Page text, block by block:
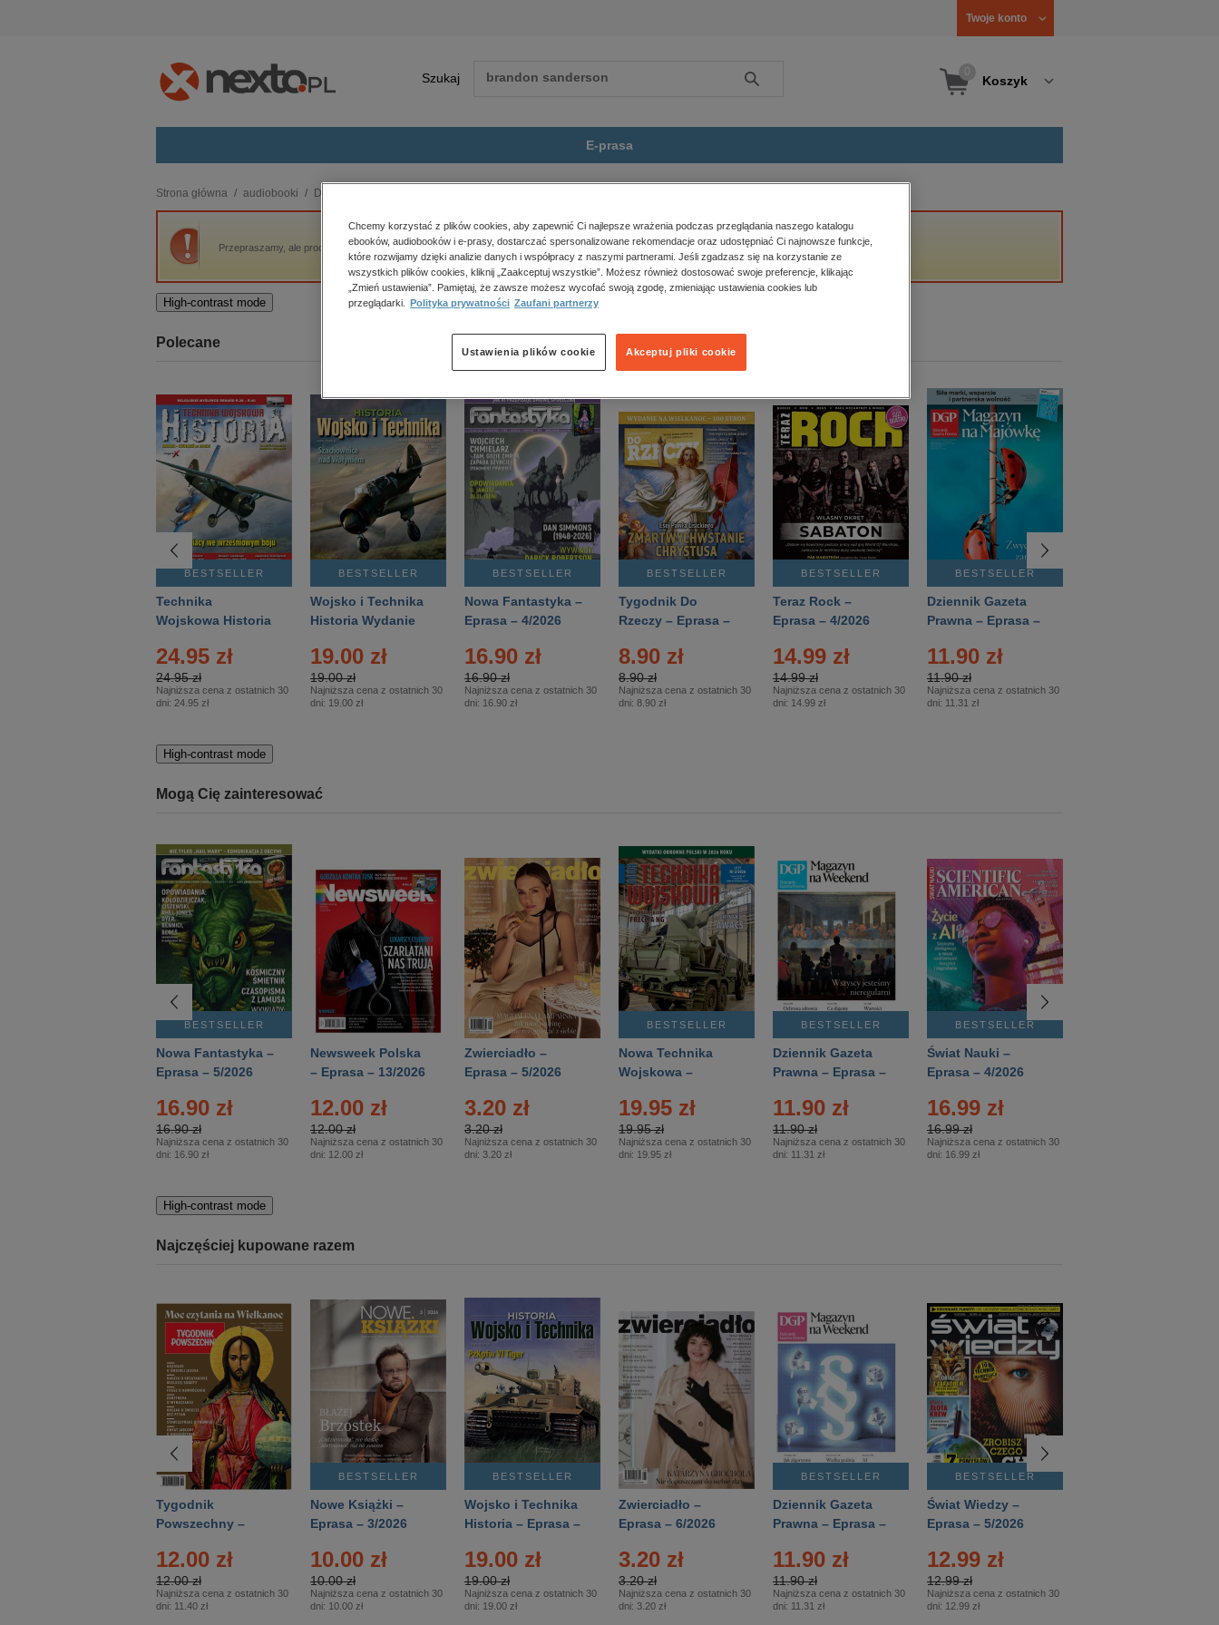
Twoje konto
Szukaj Szukaj Koszyk
E-prasa
budownictwo, aranżacja wnętrz
biznesowe, branżowe, gospodarka
darmowe wydania
edukacja
kobiece, lifestyle, kultura
polityka, społeczno-informacyjne
psychologiczne
inne
popularno-naukowe
historia
zdrowie
religie
Strona główna audiobooki Dla dzieci i młodzieży
Przepraszamy, ale produkt „QUO VADIS” nie jest dostępny.
High-contrast mode
Polecane
BESTSELLER
Technika
Wojskowa Historia
24.95 zł
24.95 zł
Najniższa cena z ostatnich 30
dni: 24.95 zł
BESTSELLER
Wojsko i Technika
Historia Wydanie
– 2/2026
19.00 zł
19.00 zł
Najniższa cena z ostatnich 30
dni: 19.00 zł
BESTSELLER
Nowa Fantastyka –
Eprasa – 4/2026
16.90 zł
16.90 zł
Najniższa cena z ostatnich 30
dni: 16.90 zł
BESTSELLER
Tygodnik Do
Rzeczy – Eprasa –
8.90 zł
8.90 zł
Najniższa cena z ostatnich 30
dni: 8.90 zł
BESTSELLER
Teraz Rock –
Eprasa – 4/2026
14.99 zł
14.99 zł
Najniższa cena z ostatnich 30
dni: 14.99 zł
BESTSELLER
Dziennik Gazeta
Prawna – Eprasa –
11.90 zł
11.90 zł
Najniższa cena z ostatnich 30
dni: 11.31 zł
High-contrast mode
Mogą Cię zainteresować
BESTSELLER
Nowa Fantastyka –
Eprasa – 5/2026
16.90 zł
16.90 zł
Najniższa cena z ostatnich 30
dni: 16.90 zł
Newsweek Polska
– Eprasa – 13/2026
12.00 zł
12.00 zł
Najniższa cena z ostatnich 30
dni: 12.00 zł
Zwierciadło –
Eprasa – 5/2026
3.20 zł
3.20 zł
Najniższa cena z ostatnich 30
dni: 3.20 zł
BESTSELLER
Nowa Technika
Wojskowa –
19.95 zł
19.95 zł
Najniższa cena z ostatnich 30
dni: 19.95 zł
BESTSELLER
Dziennik Gazeta
Prawna – Eprasa –
11.90 zł
11.90 zł
Najniższa cena z ostatnich 30
dni: 11.31 zł
BESTSELLER
Świat Nauki –
Eprasa – 4/2026
16.99 zł
16.99 zł
Najniższa cena z ostatnich 30
dni: 16.99 zł
High-contrast mode
Najczęściej kupowane razem
Tygodnik
Powszechny –
12.00 zł
12.00 zł
Najniższa cena z ostatnich 30
dni: 11.40 zł
BESTSELLER
Nowe Książki –
Eprasa – 3/2026
10.00 zł
10.00 zł
Najniższa cena z ostatnich 30
dni: 10.00 zł
BESTSELLER
Wojsko i Technika
Historia – Eprasa –
19.00 zł
19.00 zł
Najniższa cena z ostatnich 30
dni: 19.00 zł
Zwierciadło –
Eprasa – 6/2026
3.20 zł
3.20 zł
Najniższa cena z ostatnich 30
dni: 3.20 zł
BESTSELLER
Dziennik Gazeta
Prawna – Eprasa –
11.90 zł
11.90 zł
Najniższa cena z ostatnich 30
dni: 11.31 zł
BESTSELLER
Świat Wiedzy –
Eprasa – 5/2026
12.99 zł
12.99 zł
Najniższa cena z ostatnich 30
dni: 12.99 zł
Chcemy korzystać z plików cookies, aby zapewnić Ci najlepsze wrażenia podczas przeglądania naszego katalogu
ebooków, audiobooków i e-prasy, dostarczać spersonalizowane rekomendacje oraz udostępniać Ci najnowsze funkcje,
które rozwijamy dzięki analizie danych i współpracy z naszymi partnerami. Jeśli zgadzasz się na korzystanie ze
wszystkich plików cookies, kliknij „Zaakceptuj wszystkie”. Możesz również dostosować swoje preferencje, klikając
„Zmień ustawienia”. Pamiętaj, że zawsze możesz wycofać swoją zgodę, zmieniając ustawienia cookies lub
przeglądarki.
Polityka prywatności Zaufani partnerzy
Akceptuj pliki cookie
Ustawienia plików cookie